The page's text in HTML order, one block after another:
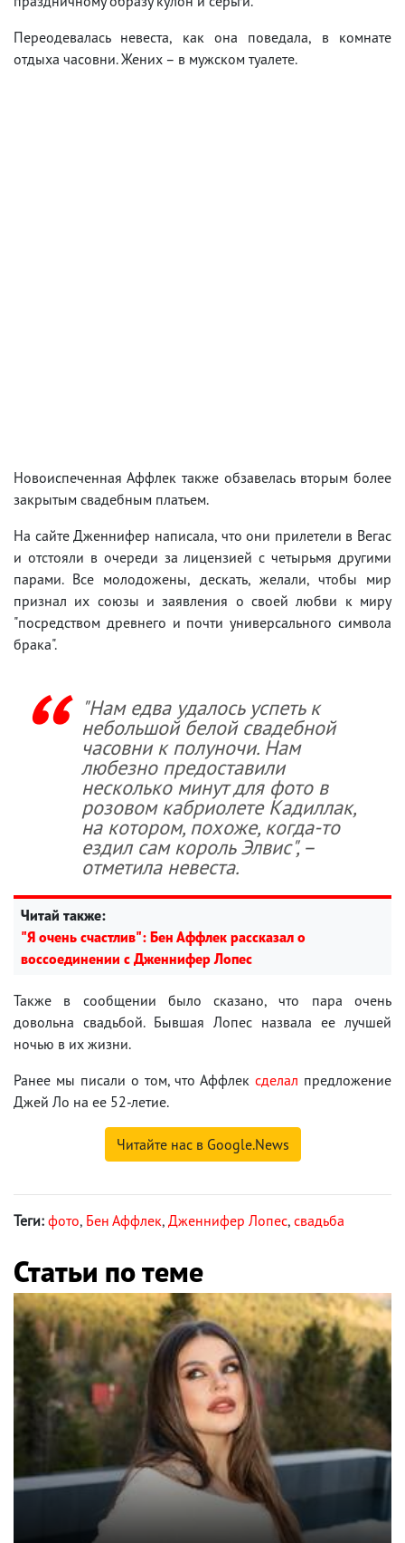
Переодевалась невеста, как она поведала, в комнате
отдыха часовни. Жених – в мужском туалете.
Новоиспеченная Аффлек также обзавелась вторым более
закрытым свадебным платьем.
На сайте Дженнифер написала, что они прилетели в Вегас
и отстояли в очереди за лицензией с четырьмя другими
парами. Все молодожены, дескать, желали, чтобы мир
признал их союзы и заявления о своей любви к миру
"посредством древнего и почти универсального символа
брака".
"Нам едва удалось успеть к
небольшой белой свадебной
часовни к полуночи. Нам
любезно предоставили
несколько минут для фото в
розовом кабриолете Кадиллак,
на котором, похоже, когда-то
ездил сам король Элвис", –
отметила невеста.
Читай также:
"Я очень счастлив": Бен Аффлек рассказал о
воссоединении с Дженнифер Лопес
Также в сообщении было сказано, что пара очень
довольна свадьбой. Бывшая Лопес назвала ее лучшей
ночью в их жизни.
Ранее мы писали о том, что Аффлексделал предложение
Джей Ло на ее 52-летие.
Читайте нас в Google.News
Теги: фото, Бен Аффлек, Дженнифер Лопес, свадьба
Статьи по теме